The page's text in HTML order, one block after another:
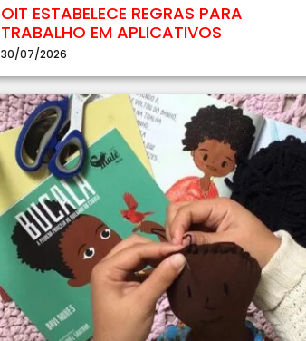
OIT ESTABELECE REGRAS PARA
TRABALHO EM APLICATIVOS
30/07/2026